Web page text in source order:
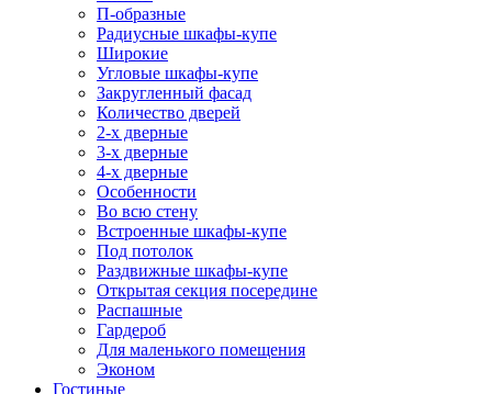
П-образные
Радиусные шкафы-купе
Широкие
Угловые шкафы-купе
Закругленный фасад
Количество дверей
2-х дверные
3-х дверные
4-х дверные
Особенности
Во всю стену
Встроенные шкафы-купе
Под потолок
Раздвижные шкафы-купе
Открытая секция посередине
Распашные
Гардероб
Для маленького помещения
Эконом
Гостиные